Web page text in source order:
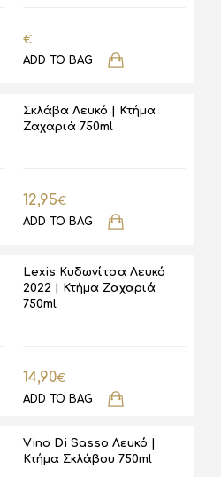
€
ADD TO BAG
Σκλάβα Λευκό | Κτήμα
Ζαχαριά 750ml
12,95€
ADD TO BAG
Lexis Κυδωνίτσα Λευκό
2022 | Κτήμα Ζαχαριά
750ml
14,90€
ADD TO BAG
Vino Di Sasso Λευκό |
Κτήμα Σκλάβου 750ml